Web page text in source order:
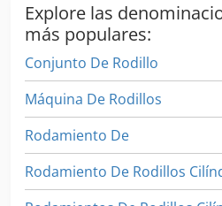
Explore las
más populares:
Conjunto De Rodillo
Máquina De Rodillos
Rodamiento De
Rodamiento De Rodillos